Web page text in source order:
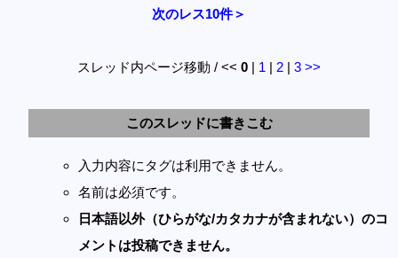
次のレス10件＞
スレッド内ページ移動 / << 0 | 1 | 2 | 3 >>
このスレッドに書きこむ
入力内容にタグは利用できません。
名前は必須です。
日本語以外（ひらがな/カタカナが含まれない）のコ
メントは投稿できません。